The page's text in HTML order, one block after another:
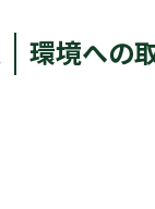
環境への